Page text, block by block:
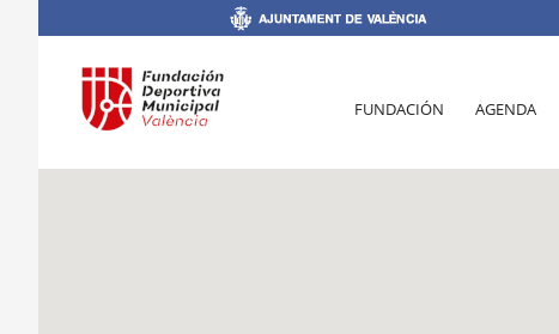
FUNDACIÓN AGENDA